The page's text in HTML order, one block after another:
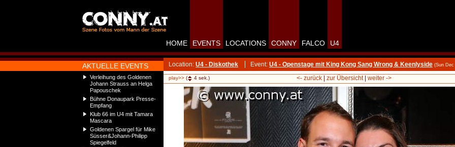
AKTUELLE EVENTS
Verleihung des Goldenen
Johann Strauss an Helga
Papouschek
Bühne Donaupark Presse-
Empfang
Klub 66 im U4 mit Tamara
Mascara
Goldenen Spargel für Mike
Süsser&Johann-Philipp
Spiegelfeld
HOME EVENTS LOCATIONS CONNY FALCO U4
Location: U4 - Diskothek Event: U4 - Openstage mit King Kong Sang Wrong & Keenlyside (Sun
play>> ( 4 sek.) <- zurück| zur Übersicht| weiter ->